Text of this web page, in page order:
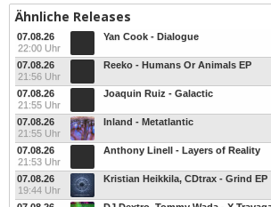
Ähnliche Releases
07.08.26
22:00 Uhr
Yan Cook - Dialogue
07.08.26
21:56 Uhr
Reeko - Humans Or Animals EP
07.08.26
21:55 Uhr
Joaquin Ruiz - Galactic
07.08.26
21:55 Uhr
Inland - Metatlantic
07.08.26
21:53 Uhr
Anthony Linell - Layers of Reality
07.08.26
19:44 Uhr
Kristian Heikkila, CDtrax - Grind EP